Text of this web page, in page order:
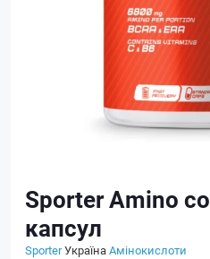
Sporter Amino
капсул
SporterУкраїнаАмінокислоти